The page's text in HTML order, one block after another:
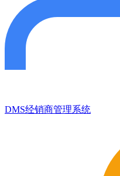
DMS经销商管理系统